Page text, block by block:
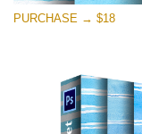
PURCHASE → $18